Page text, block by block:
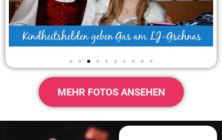
MEHR FOTOS ANSEHEN